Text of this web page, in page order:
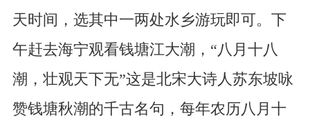
天时间，选其中一两处水乡游玩即可。下
午赶去海宁观看钱塘江大潮，“八月十八
潮，壮观天下无”这是北宋大诗人苏东坡咏
赞钱塘秋潮的千古名句，每年农历八月十